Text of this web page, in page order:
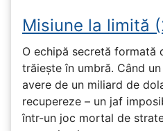
Misiune la limită
O echipă secretă formată
trăiește în umbră. Când
avere de un miliard de
recupereze – un jaf
într-un joc mortal de